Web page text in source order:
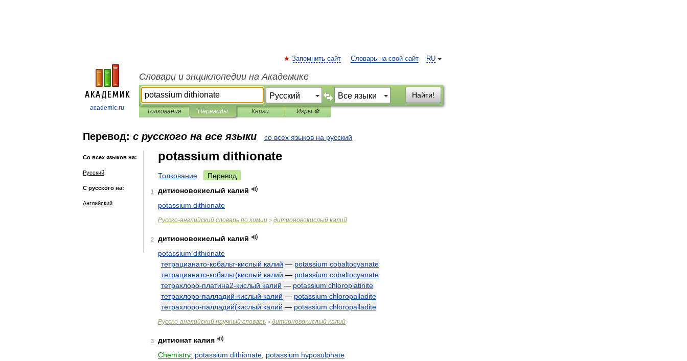
academic.ru
RU
Запомнить сайт Словарь на свой сайт
Словари и энциклопедии на Академике
Найти!
Толкования Переводы Книги Игры ⚽
Перевод: с русского на все языки со всех языков на русский
Со всех языков на:
Русский
С русского на:
Английский
potassium dithionate
Толкование Перевод
1 дитионовокислый калий
potassium dithionate
Русско-английский словарь по химии > дитионовокислый калий
2 дитионовокислый калий
potassium dithionate
тетрацианато-кобальт-кислый калий — potassium cobaltocyanate
тетрацианато-кобальт(кислый калий — potassium cobaltocyanate
тетрахлоро-платина2-кислый калий — potassium chloroplatinite
тетрахлоро-палладий-кислый калий — potassium chloropalladite
тетрахлоро-палладий(кислый калий — potassium chloropalladite
Русско-английский научный словарь > дитионовокислый калий
3 дитионат калия
Chemistry: potassium dithionate potassium hyposulphate